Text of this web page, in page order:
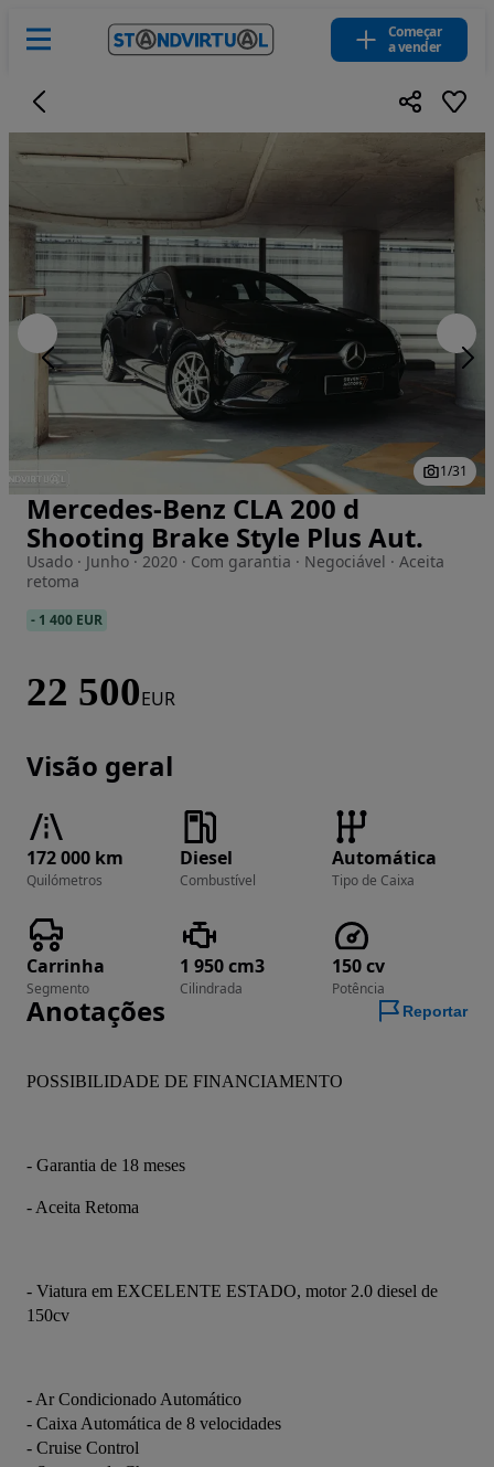
Começar
a vender
Imagem 1 de 31
1/31
Mercedes-Benz CLA 200 d
Shooting Brake Style Plus Aut.
Usado · Junho · 2020 · Com garantia · Negociável · Aceita
retoma
- 1 400 EUR
22 500EUR
Visão geral
172 000 km
Quilómetros
Diesel
Combustível
Automática
Tipo de Caixa
Carrinha
Segmento
1 950 cm3
Cilindrada
150 cv
Potência
Anotações Reportar
POSSIBILIDADE DE FINANCIAMENTO
- Garantia de 18 meses
- Aceita Retoma
- Viatura em EXCELENTE ESTADO, motor 2.0 diesel de
150cv
- Ar Condicionado Automático
- Caixa Automática de 8 velocidades
- Cruise Control